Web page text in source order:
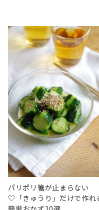
パリポリ箸が止まらない
♡「きゅうり」だけで作れ